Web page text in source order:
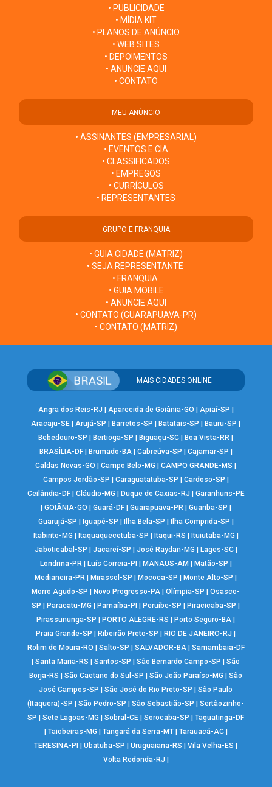
• PUBLICIDADE
• MÍDIA KIT
• PLANOS DE ANÚNCIO
• WEB SITES
• DEPOIMENTOS
• ANUNCIE AQUI
• CONTATO
MEU ANÚNCIO
• ASSINANTES (EMPRESARIAL)
• EVENTOS E CIA
• CLASSIFICADOS
• EMPREGOS
• CURRÍCULOS
• REPRESENTANTES
GRUPO E FRANQUIA
• GUIA CIDADE (MATRIZ)
• SEJA REPRESENTANTE
• FRANQUIA
• GUIA MOBILE
• ANUNCIE AQUI
• CONTATO (GUARAPUAVA-PR)
• CONTATO (MATRIZ)
MAIS CIDADES ONLINE
Angra dos Reis-RJ Aparecida de Goiânia-GO Apiaí-SP
Aracaju-SE |Arujá-SP Barretos-SP Batatais-SP Bauru-SP
Bebedouro-SP
Bertioga-SP Biguaçu-SC Boa Vista-RR
BRASÍLIA-DF| Brumado-BA| Cabreúva-SP Cajamar-SP
Caldas Novas-GO
|Campo Belo-MG |CAMPO GRANDE-MS
Campos Jordão-SP
Caraguatatuba-SP Cardoso-SP
Ceilândia-DF| Cláudio-MG Duque de Caxias-RJ
Garanhuns-PE
GOIÂNIA-GO Guará-DF| Guarapuava-PR| Guariba-SP
Guarujá-SP
Iguapé-SP Ilha Bela-SP Ilha Comprida-SP
Itabirito-MG
Itaquaquecetuba-SP Itaqui-RS Ituiutaba-MG
Jaboticabal-SP
Jacareí-SP José Raydan-MG Lages-SC|
Londrina-PR| Luís Correia-PI MANAUS-AM Matão-SP
Medianeira-PR
Mirassol-SP Mococa-SP Monte Alto-SP
Morro Agudo-SP
Novo Progresso-PA |Olímpia-SP |Osasco-
SP
Paracatu-MG Parnaíba-PI Peruíbe-SP Piracicaba-SP
Pirassununga-SP
PORTO ALEGRE-RS Porto Seguro-BA
Praia Grande-SP
Ribeirão Preto-SP RIO DE JANEIRO-RJ
Rolim de Moura-RO
Salto-SP SALVADOR-BA| Samambaia-DF
|Santa Maria-RS |Santos-SP |São Bernardo Campo-SP |São
Borja-RS
|São Caetano do Sul-SP |São João Paraíso-MG |São
José Campos-SP
|São José do Rio Preto-SP |São Paulo
(Itaquera)-SP
|São Pedro-SP |São Sebastião-SP |Sertãozinho-
SP
|Sete Lagoas-MG |Sobral-CE |Sorocaba-SP |Taguatinga-DF
Taiobeiras-MG Tangará da Serra-MT| Tarauacá-AC|
TERESINA-PI
|Ubatuba-SP |Uruguaiana-RS |Vila Velha-ES
Volta Redonda-RJ